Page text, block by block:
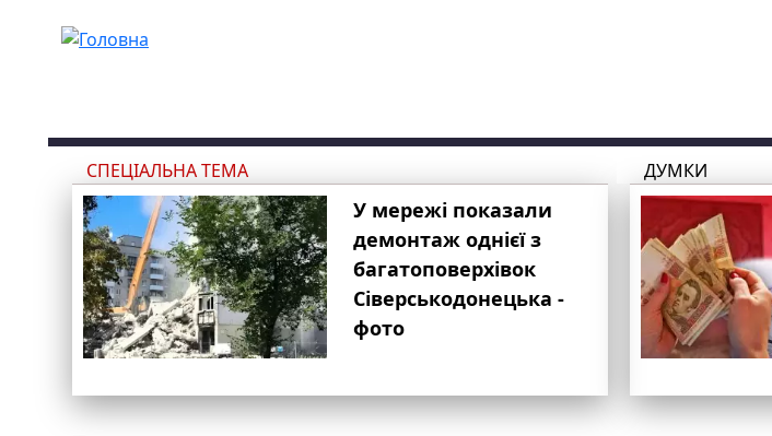
СПЕЦІАЛЬНА ТЕМА
У мережі показали
демонтаж однієї з
багатоповерхівок
Сіверськодонецька -
фото
ДУМКИ